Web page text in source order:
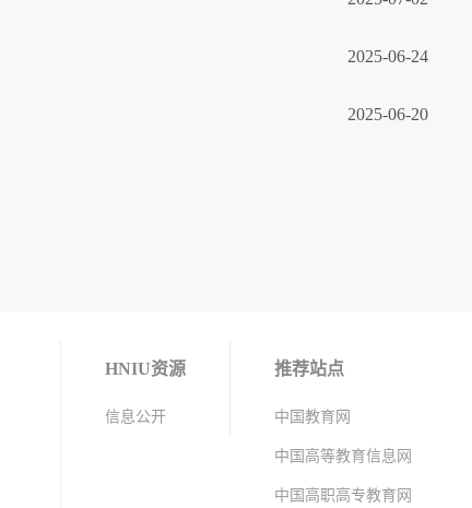
2025-06-24
2025-06-20
HNIU资源
信息公开
推荐站点
中国教育网
中国高等教育信息网
中国高职高专教育网